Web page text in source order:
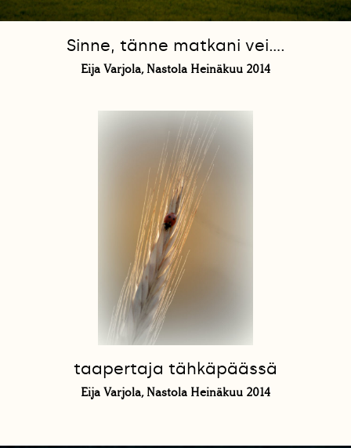
Sinne, tänne matkani vei....
Eija Varjola, Nastola Heinäkuu 2014
taapertaja tähkäpäässä
Eija Varjola, Nastola Heinäkuu 2014